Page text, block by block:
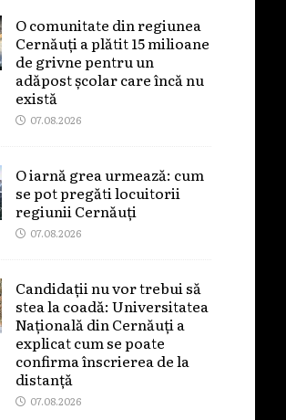
O comunitate din regiunea
Cernăuți a plătit 15 milioane
de grivne pentru un
adăpost școlar care încă nu
există
07.08.2026
O iarnă grea urmează: cum
se pot pregăti locuitorii
regiunii Cernăuți
07.08.2026
Candidații nu vor trebui să
stea la coadă: Universitatea
Națională din Cernăuți a
explicat cum se poate
confirma înscrierea de la
distanță
07.08.2026